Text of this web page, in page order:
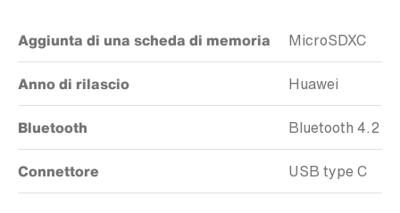
Aggiunta di una scheda di memoria MicroSDXC
Anno di rilascio Huawei
Bluetooth Bluetooth 4.2
Connettore USB type C